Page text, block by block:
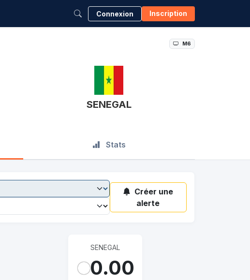
Connexion Inscription
M6
SENEGAL
Stats
Créer une
alerte
SENEGAL
0.00